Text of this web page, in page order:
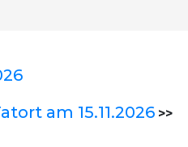
am 15.11.2026 >>